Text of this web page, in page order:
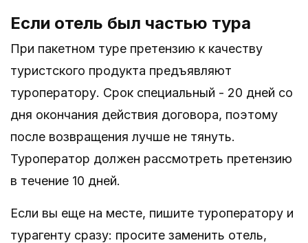
Если отель был частью тура
При пакетном туре претензию к качеству
туристского продукта предъявляют
туроператору. Срок специальный - 20 дней со
дня окончания действия договора, поэтому
после возвращения лучше не тянуть.
Туроператор должен рассмотреть претензию
в течение 10 дней.
Если вы еще на месте, пишите туроператору и
турагенту сразу: просите заменить отель,